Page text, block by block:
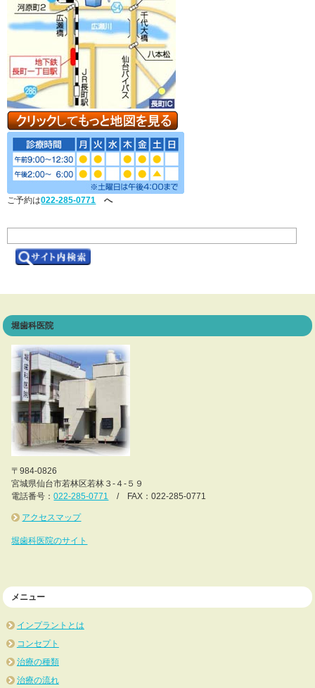
ご予約は022-285-0771 へ
堀歯科医院
〒984-0826
宮城県仙台市若林区若林３-４-５９
電話番号：022-285-0771 / FAX：022-285-0771
アクセスマップ
堀歯科医院のサイト
メニュー
インプラントとは
コンセプト
治療の種類
治療の流れ